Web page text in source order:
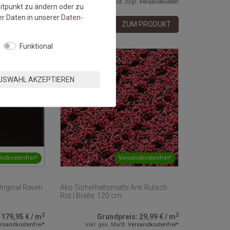
inkl. ges. MwSt. zzgl. Versandkosten
ZUM PRODUKT
Raven
179,95 €/ m2
Versandkostenfrei*
Ako Sicherheitsmatte Anti Rutsch
Rot | Breite: 120 cm
Grundpreis: 29,99 €/ m2
inkl. ges. MwSt. Versandkostenfrei*
zu ändern oder zu
Daten in unsererDaten­
Funktional
AKZEPTIEREN